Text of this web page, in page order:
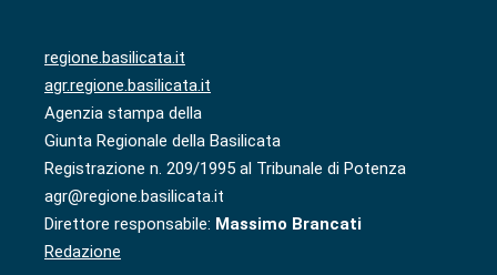
regione.basilicata.it
agr.regione.basilicata.it
Agenzia stampa della
Giunta Regionale della Basilicata
Registrazione n. 209/1995 al Tribunale di Potenza
agr@regione.basilicata.it
Direttore responsabile: Massimo Brancati
Redazione